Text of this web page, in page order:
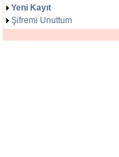
Yeni Kayıt
Şifremi Unuttum